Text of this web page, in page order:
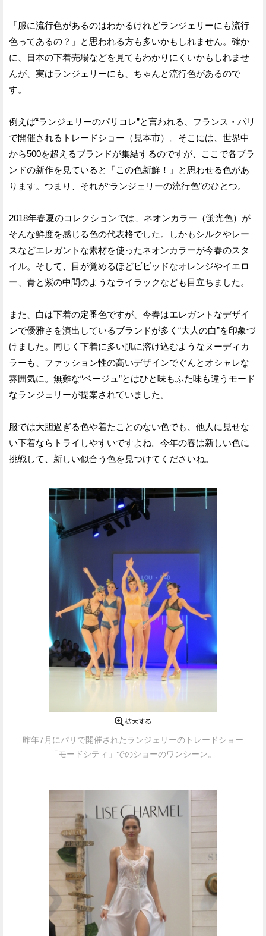
「服に流行色があるのはわかるけれどランジェリーにも流行
色ってあるの？」と思われる方も多いかもしれません。確か
に、日本の下着売場などを見てもわかりにくいかもしれませ
んが、実はランジェリーにも、ちゃんと流行色があるので
す。
例えば“ランジェリーのパリコレ”と言われる、フランス・パリ
で開催されるトレードショー（見本市）。そこには、世界中
から500を超えるブランドが集結するのですが、ここで各ブラ
ンドの新作を見ていると「この色新鮮！」と思わせる色があ
ります。つまり、それが“ランジェリーの流行色”のひとつ。
2018年春夏のコレクションでは、ネオンカラー（蛍光色）が
そんな鮮度を感じる色の代表格でした。しかもシルクやレー
スなどエレガントな素材を使ったネオンカラーが今春のスタ
イル。そして、目が覚めるほどビビッドなオレンジやイエロ
ー、青と紫の中間のようなライラックなども目立ちました。
また、白は下着の定番色ですが、今春はエレガントなデザイ
ンで優雅さを演出しているブランドが多く“大人の白”を印象づ
けました。同じく下着に多い肌に溶け込むようなヌーディカ
ラーも、ファッション性の高いデザインでぐんとオシャレな
雰囲気に。無難な“ベージュ”とはひと味もふた味も違うモード
なランジェリーが提案されていました。
服では大胆過ぎる色や着たことのない色でも、他人に見せな
い下着ならトライしやすいですよね。今年の春は新しい色に
挑戦して、新しい似合う色を見つけてくださいね。
昨年7月にパリで開催されたランジェリーのトレードショー
「モードシティ」でのショーのワンシーン。